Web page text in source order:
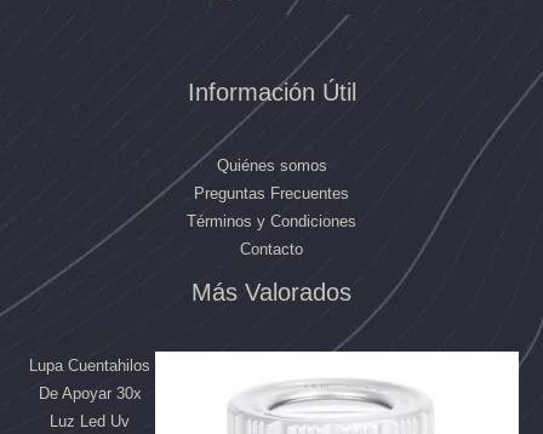
Información Útil
Quiénes somos
Preguntas Frecuentes
Términos y Condiciones
Contacto
Más Valorados
Lupa Cuentahilos
De Apoyar 30x
Luz Led Uv
era:
$39.990.
es:
era:
$169.990.
es:
$158.090.